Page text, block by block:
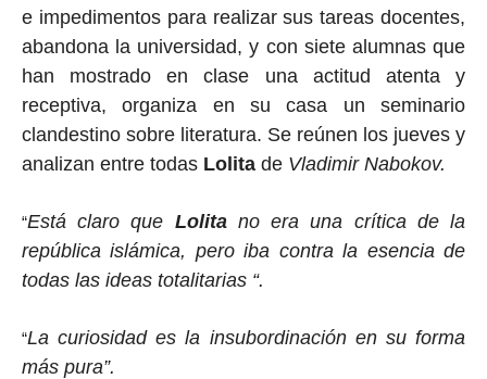
e impedimentos para realizar sus tareas docentes,
abandona la universidad, y con siete alumnas que
han mostrado en clase una actitud atenta y
receptiva, organiza en su casa un seminario
clandestino sobre literatura. Se reúnen los jueves y
analizan entre todas Lolita de Vladimir Nabokov.
“Está claro que Lolita no era una crítica de la
república islámica, pero iba contra la esencia de
todas las ideas totalitarias “.
“La curiosidad es la insubordinación en su forma
más pura”.